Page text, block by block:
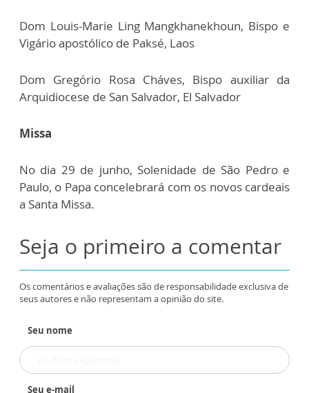
Dom Louis-Marie Ling Mangkhanekhoun, Bispo e
Vigário apostólico de Paksé, Laos
Dom Gregório Rosa Cháves, Bispo auxiliar da
Arquidiocese de San Salvador, El Salvador
Missa
No dia 29 de junho, Solenidade de São Pedro e
Paulo, o Papa concelebrará com os novos cardeais
a Santa Missa.
Seja o primeiro a comentar
Os comentários e avaliações são de responsabilidade exclusiva de
seus autores e não representam a opinião do site.
Seu nome
Seu e-mail